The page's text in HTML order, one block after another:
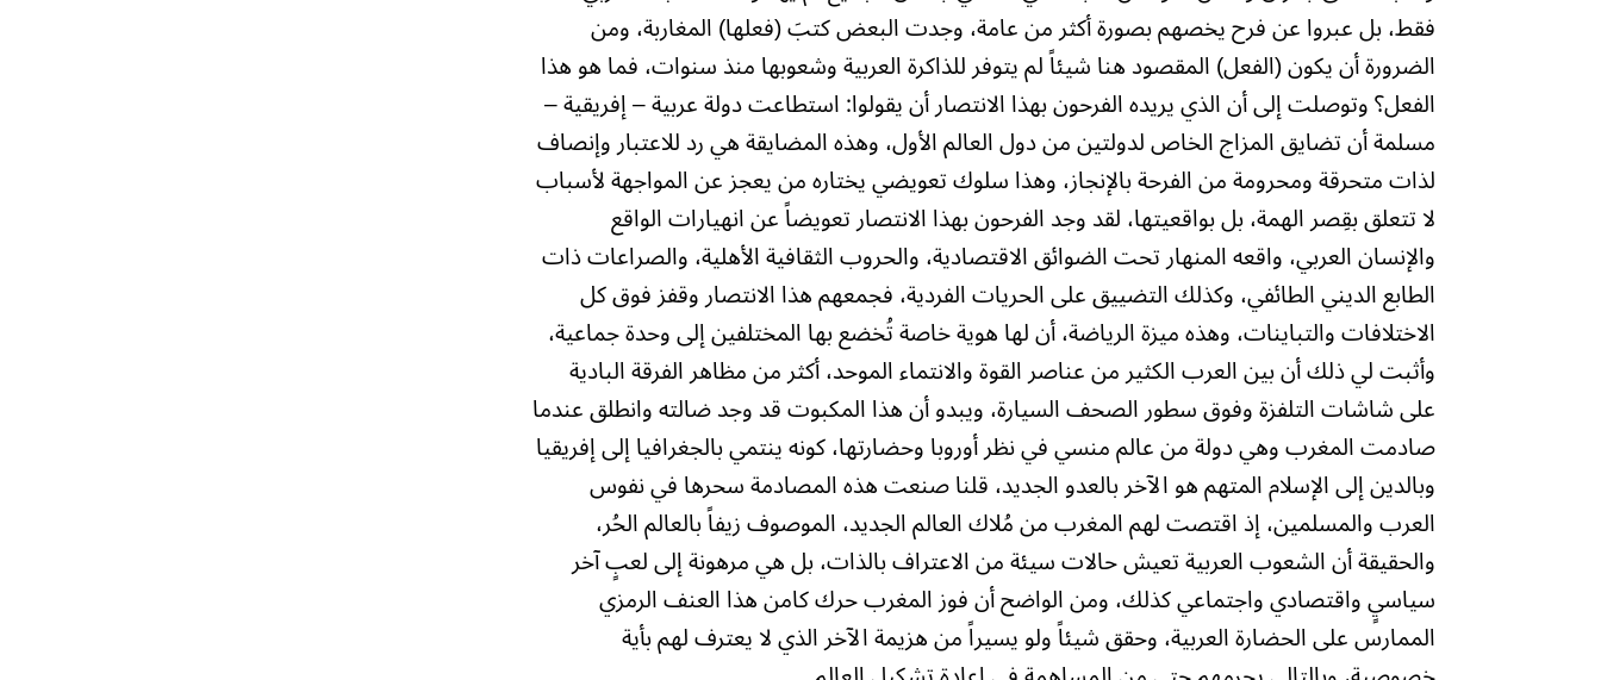
فقط، بل عبروا عن فرح يخصهم بصورة أكثر من عامة، وجدت البعض كتبَ (فعلها) المغاربة، ومن
الضرورة أن يكون (الفعل) المقصود هنا شيئاً لم يتوفر للذاكرة العربية وشعوبها منذ سنوات، فما هو هذا
الفعل؟ وتوصلت إلى أن الذي يريده الفرحون بهذا الانتصار أن يقولوا: استطاعت دولة عربية – إفريقية –
مسلمة أن تضايق المزاج الخاص لدولتين من دول العالم الأول، وهذه المضايقة هي رد للاعتبار وإنصاف
لذات متحرقة ومحرومة من الفرحة بالإنجاز، وهذا سلوك تعويضي يختاره من يعجز عن المواجهة لأسباب
لا تتعلق بقِصر الهمة، بل بواقعيتها، لقد وجد الفرحون بهذا الانتصار تعويضاً عن انهيارات الواقع
والإنسان العربي، واقعه المنهار تحت الضوائق الاقتصادية، والحروب الثقافية الأهلية، والصراعات ذات
الطابع الديني الطائفي، وكذلك التضييق على الحريات الفردية، فجمعهم هذا الانتصار وقفز فوق كل
الاختلافات والتباينات، وهذه ميزة الرياضة، أن لها هوية خاصة تُخضع بها المختلفين إلى وحدة جماعية،
وأثبت لي ذلك أن بين العرب الكثير من عناصر القوة والانتماء الموحد، أكثر من مظاهر الفرقة البادية
على شاشات التلفزة وفوق سطور الصحف السيارة، ويبدو أن هذا المكبوت قد وجد ضالته وانطلق عندما
صادمت المغرب وهي دولة من عالم منسي في نظر أوروبا وحضارتها، كونه ينتمي بالجغرافيا إلى إفريقيا
وبالدين إلى الإسلام المتهم هو الآخر بالعدو الجديد، قلنا صنعت هذه المصادمة سحرها في نفوس
العرب والمسلمين، إذ اقتصت لهم المغرب من مُلاك العالم الجديد، الموصوف زيفاً بالعالم الحُر،
والحقيقة أن الشعوب العربية تعيش حالات سيئة من الاعتراف بالذات، بل هي مرهونة إلى لعبٍ آخر
سياسيٍ واقتصادي واجتماعي كذلك، ومن الواضح أن فوز المغرب حرك كامن هذا العنف الرمزي
الممارس على الحضارة العربية، وحقق شيئاً ولو يسيراً من هزيمة الآخر الذي لا يعترف لهم بأية